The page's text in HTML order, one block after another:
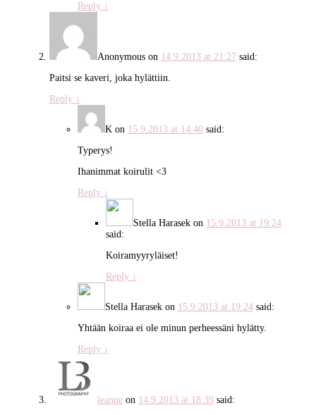
Reply ↓
Anonymouson 14.9.2013 at 21:27 said:
Paitsi se kaveri, joka hylättiin.
Reply ↓
Kon 15.9.2013 at 14:40 said:
Typerys!
Ihanimmat koirulit <3
Reply ↓
Stella Harasekon 15.9.2013 at 19:24
said:
Koiramyyryläiset!
Reply ↓
Stella Harasekon 15.9.2013 at 19:24 said:
Yhtään koiraa ei ole minun perheessäni hylätty.
Reply ↓
leanneon 14.9.2013 at 18:39 said: